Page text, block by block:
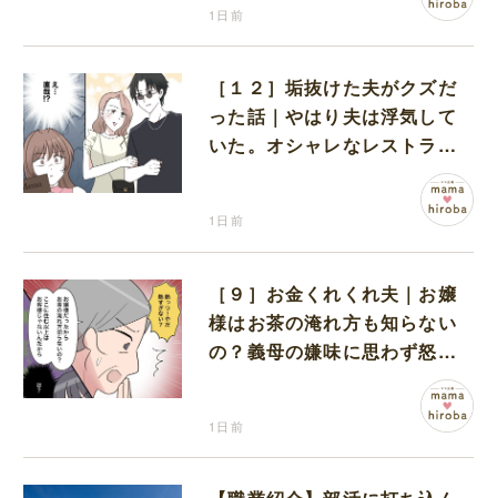
1日前
［１２］垢抜けた夫がクズだ
った話｜やはり夫は浮気して
いた。オシャレなレストラン
1日前
［９］お金くれくれ夫｜お嬢
様はお茶の淹れ方も知らない
の？義母の嫌味に思わず怒り
1日前